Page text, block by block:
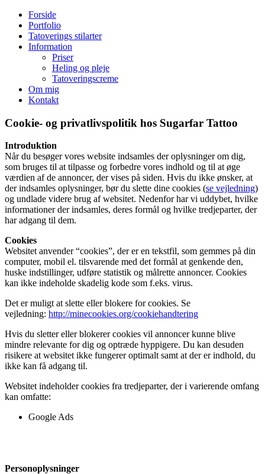
Forside
Portfolio
Tatoverings stilarter
Information
Priser
Heling og pleje
Tatoveringscreme
Om mig
Kontakt
Cookie- og privatlivspolitik hos Sugarfar Tattoo
Introduktion
Når du besøger vores website indsamles der oplysninger om dig,
som bruges til at tilpasse og forbedre vores indhold og til at øge
værdien af de annoncer, der vises på siden. Hvis du ikke ønsker, at
der indsamles oplysninger, bør du slette dine cookies (se vejledning)
og undlade videre brug af websitet. Nedenfor har vi uddybet, hvilke
informationer der indsamles, deres formål og hvilke tredjeparter, der
har adgang til dem.
Cookies
Websitet anvender “cookies”, der er en tekstfil, som gemmes på din
computer, mobil el. tilsvarende med det formål at genkende den,
huske indstillinger, udføre statistik og målrette annoncer. Cookies
kan ikke indeholde skadelig kode som f.eks. virus.
Det er muligt at slette eller blokere for cookies. Se
vejledning: http://minecookies.org/cookiehandtering
Hvis du sletter eller blokerer cookies vil annoncer kunne blive
mindre relevante for dig og optræde hyppigere. Du kan desuden
risikere at websitet ikke fungerer optimalt samt at der er indhold, du
ikke kan få adgang til.
Websitet indeholder cookies fra tredjeparter, der i varierende omfang
kan omfatte:
Google Ads
Personoplysninger